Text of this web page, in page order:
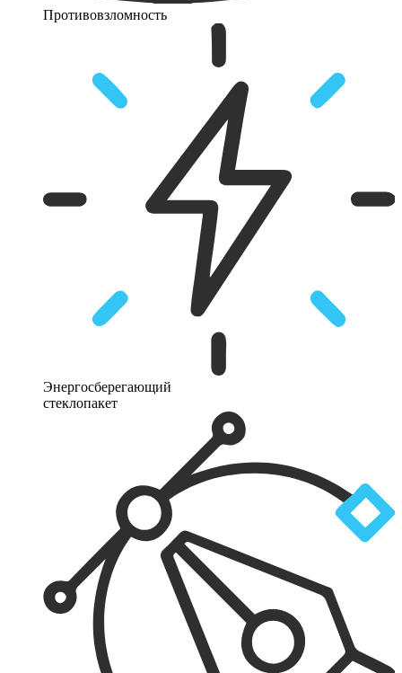
Противовзломность
Энергосберегающий
стеклопакет